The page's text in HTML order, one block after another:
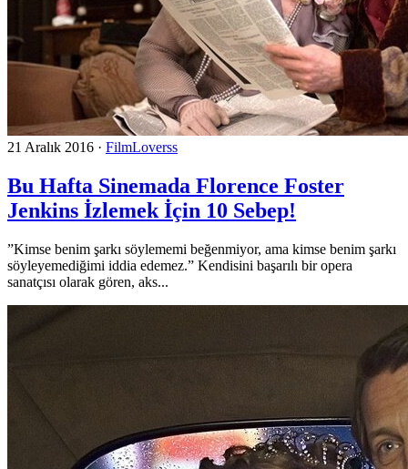
21 Aralık 2016 · FilmLoverss
Bu Hafta Sinemada Florence Foster
Jenkins İzlemek İçin 10 Sebep!
”Kimse benim şarkı söylememi beğenmiyor, ama kimse benim şarkı
söyleyemediğimi iddia edemez.” Kendisini başarılı bir opera
sanatçısı olarak gören, aks...